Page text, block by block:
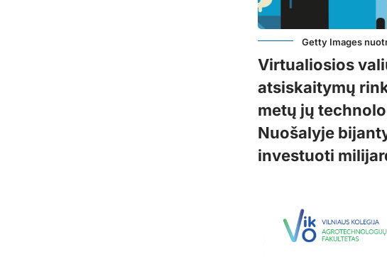
Getty Images
Virtualiosios
atsiskaitymų
metų jų
Nuošalyje
investuoti